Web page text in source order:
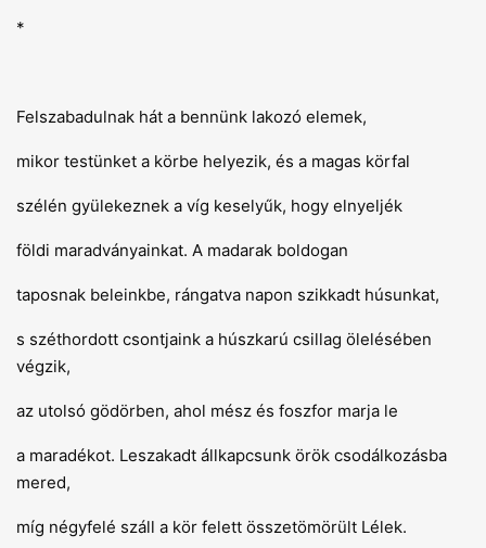
*
Felszabadulnak hát a bennünk lakozó elemek,
mikor testünket a körbe helyezik, és a magas körfal
szélén gyülekeznek a víg keselyűk, hogy elnyeljék
földi maradványainkat. A madarak boldogan
taposnak beleinkbe, rángatva napon szikkadt húsunkat,
s széthordott csontjaink a húszkarú csillag ölelésében
végzik,
az utolsó gödörben, ahol mész és foszfor marja le
a maradékot. Leszakadt állkapcsunk örök csodálkozásba
mered,
míg négyfelé száll a kör felett összetömörült Lélek.